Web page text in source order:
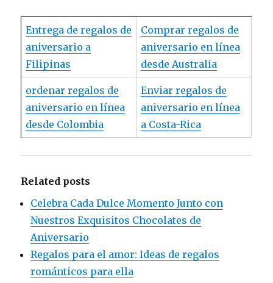
Entrega de regalos de
aniversario a
Filipinas
Comprar regalos de
aniversario en línea
desde Australia
ordenar regalos de
aniversario en línea
desde Colombia
Enviar regalos de
aniversario en línea
a Costa-Rica
Related posts
Celebra Cada Dulce Momento Junto con
Nuestros Exquisitos Chocolates de
Aniversario
Regalos para el amor: Ideas de regalos
románticos para ella